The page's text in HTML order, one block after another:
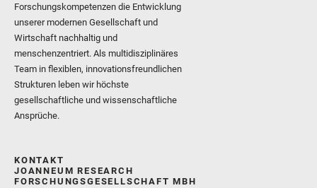
Forschungskompetenzen die Entwicklung
unserer modernen Gesellschaft und
Wirtschaft nachhaltig und
menschenzentriert. Als multidisziplinäres
Team in flexiblen, innovationsfreundlichen
Strukturen leben wir höchste
gesellschaftliche und wissenschaftliche
Ansprüche.
KONTAKT
JOANNEUM RESEARCH
FORSCHUNGSGESELLSCHAFT MBH